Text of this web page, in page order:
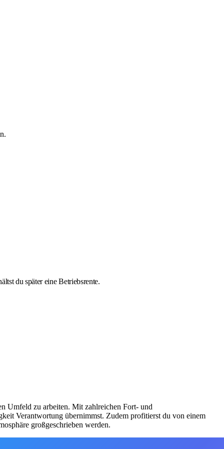
du später eine Betriebsrente.
Umfeld zu arbeiten. Mit zahlreichen Fort- und
Verantwortung übernimmst. Zudem profitierst du von einem
großgeschrieben werden.